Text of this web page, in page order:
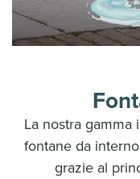
La nostra
fontane da
grazie al